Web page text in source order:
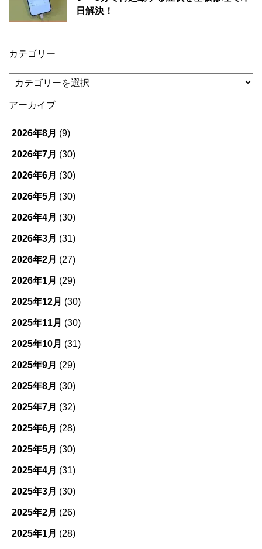
日解決！
カテゴリー
テ
ゴ
ー
アーカイブ
2026年8月 (9)
2026年7月 (30)
2026年6月 (30)
2026年5月 (30)
2026年4月 (30)
2026年3月 (31)
2026年2月 (27)
2026年1月 (29)
2025年12月 (30)
2025年11月 (30)
2025年10月 (31)
2025年9月 (29)
2025年8月 (30)
2025年7月 (32)
2025年6月 (28)
2025年5月 (30)
2025年4月 (31)
2025年3月 (30)
2025年2月 (26)
2025年1月 (28)